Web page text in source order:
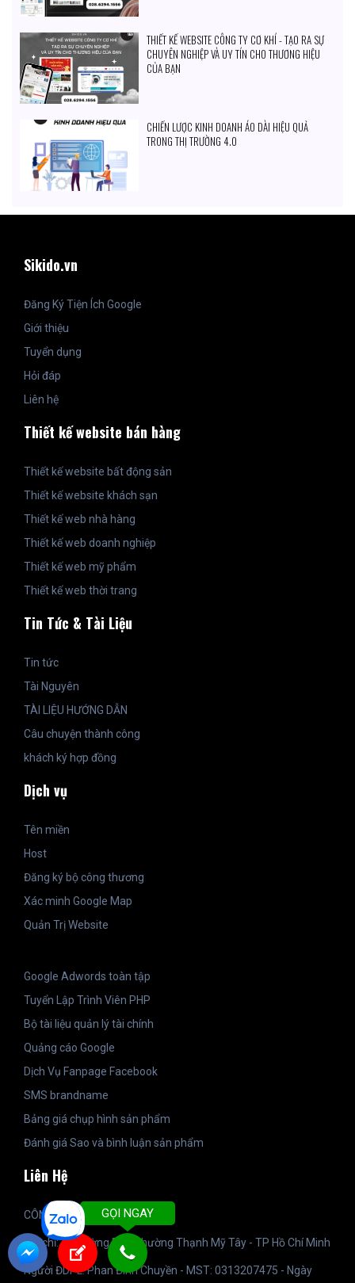
THIẾT KẾ WEBSITE CÔNG TY CƠ KHÍ - TẠO RA SỰ
CHUYÊN NGHIỆP VÀ UY TÍN CHO THƯƠNG HIỆU
CỦA BẠN
CHIẾN LƯỢC KINH DOANH ÁO DÀI HIỆU QUẢ
TRONG THỊ TRƯỜNG 4.0
Sikido.vn
Đăng Ký Tiện Ích Google
Giới thiệu
Tuyển dụng
Hỏi đáp
Liên hệ
Thiết kế website bán hàng
Thiết kế website bất động sản
Thiết kế website khách sạn
Thiết kế web nhà hàng
Thiết kế web doanh nghiệp
Thiết kế web mỹ phẩm
Thiết kế web thời trang
Tin Tức & Tài Liệu
Tin tức
Tài Nguyên
TÀI LIỆU HƯỚNG DẪN
Câu chuyện thành công
khách ký hợp đồng
Dịch vụ
Tên miền
Host
Đăng ký bộ công thương
Xác minh Google Map
Quản Trị Website
Google Adwords toàn tập
Tuyển Lập Trình Viên PHP
Bộ tài liệu quản lý tài chính
Quảng cáo Google
Dịch Vụ Fanpage Facebook
SMS brandname
Bảng giá chụp hình sản phẩm
Đánh giá Sao và bình luận sản phẩm
Liên Hệ
CÔNG TY TNHH SKD GROUP
Địa chỉ: 36 Đường D5 - Phường Thạnh Mỹ Tây - TP Hồ Chí Minh
Người ĐDPL: Phan Đình Chuyền - MST: 0313207475 - Ngày
GỌI NGAY